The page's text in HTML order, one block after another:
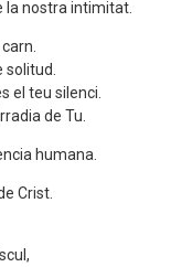
la nostra intimitat.
el teu silenci.
de Tu.
humana.
Crist.